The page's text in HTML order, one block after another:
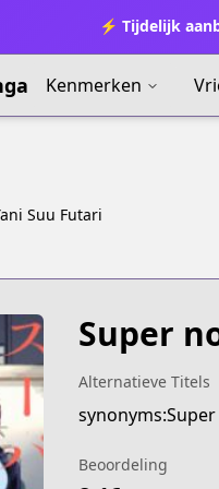
⚡ Tijdelijk
Kenmerken
Suu Futari
Super
Alternatieve Titels
Beoordeling